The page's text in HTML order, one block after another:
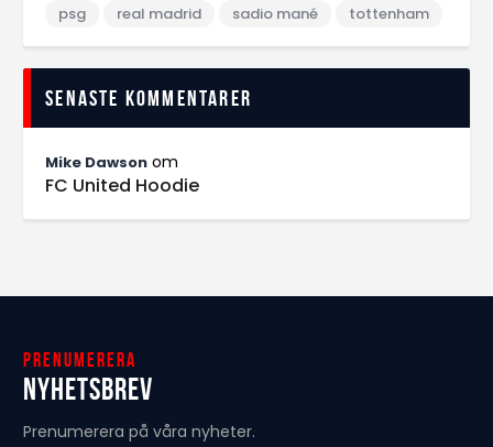
psg
real madrid sadio mané tottenham
Senaste kommentarer
Mike Dawson om
FC United Hoodie
Prenumerera
Nyhetsbrev
Prenumerera på våra nyheter.